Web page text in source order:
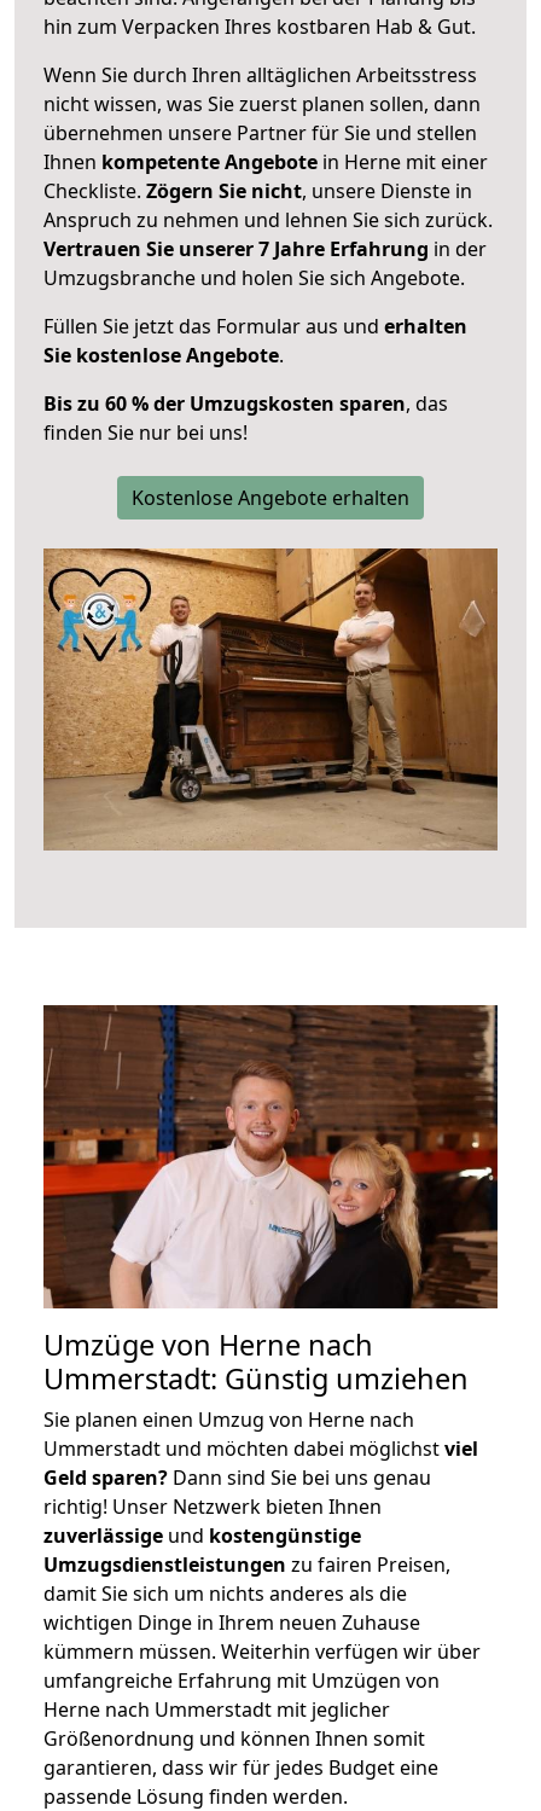
hin zum Verpacken Ihres kostbaren Hab & Gut.
Wenn Sie durch Ihren alltäglichen Arbeitsstress
nicht wissen, was Sie zuerst planen sollen, dann
übernehmen unsere Partner für Sie und stellen
Ihnen kompetente Angebote in Herne mit einer
Checkliste. Zögern Sie nicht, unsere Dienste in
Anspruch zu nehmen und lehnen Sie sich zurück.
Vertrauen Sie unserer 7 Jahre Erfahrung in der
Umzugsbranche und holen Sie sich Angebote.
Füllen Sie jetzt das Formular aus und erhalten
Sie kostenlose Angebote.
Bis zu 60 % der Umzugskosten sparen, das
finden Sie nur bei uns!
Kostenlose Angebote erhalten
Umzüge von Herne nach
Ummerstadt: Günstig umziehen
Sie planen einen Umzug von Herne nach
Ummerstadt und möchten dabei möglichstviel
Geld sparen? Dann sind Sie bei uns genau
richtig! Unser Netzwerk bieten Ihnen
zuverlässige und kostengünstige
Umzugsdienstleistungen zu fairen Preisen,
damit Sie sich um nichts anderes als die
wichtigen Dinge in Ihrem neuen Zuhause
kümmern müssen. Weiterhin verfügen wir über
umfangreiche Erfahrung mit Umzügen von
Herne nach Ummerstadt mit jeglicher
Größenordnung und können Ihnen somit
garantieren, dass wir für jedes Budget eine
passende Lösung finden werden.